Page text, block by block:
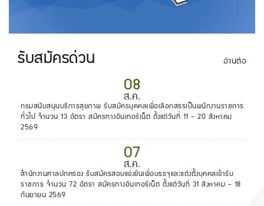
รับสมัครด่วน อ่านต่อ
08
ส.ค.
กรมสนับสนุนบริการสุขภาพ รับสมัครบุคคลเพื่อเลือกสรรเป็นพนักงานราชการ
ทั่วไป จำนวน 13 อัตรา สมัครทางอินเทอร์เน็ต ตั้งแต่วันที่ 11 - 20 สิงหาคม
2569
07
ส.ค.
สำนักงานศาลปกครอง รับสมัครสอบแข่งขันเพื่อบรรจุและแต่งตั้งบุคคลเข้ารับ
ราชการ จำนวน 72 อัตรา สมัครทางอินเทอร์เน็ต ตั้งแต่วันที่ 31 สิงหาคม - 18
กันยายน 2569